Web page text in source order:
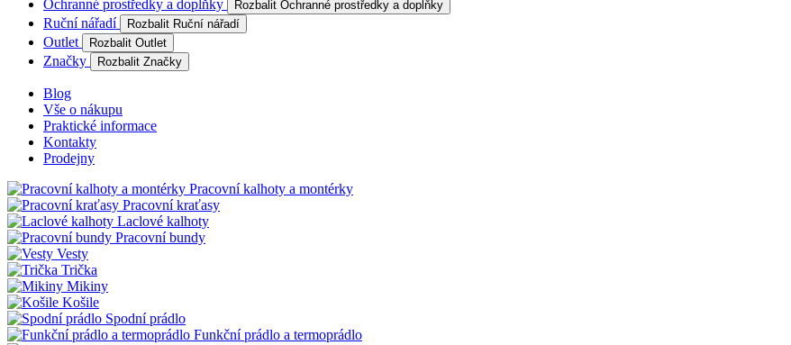
Ochranné prostředky a doplňky Rozbalit Ochranné prostředky a doplňky
Ruční nářadí Rozbalit Ruční nářadí
Outlet Rozbalit Outlet
Značky Rozbalit Značky
Blog
Vše o nákupu
Praktické informace
Kontakty
Prodejny
Pracovní kalhoty a montérky
Pracovní kraťasy
Laclové kalhoty
Pracovní bundy
Vesty
Trička
Mikiny
Košile
Spodní prádlo
Funkční prádlo a termoprádlo